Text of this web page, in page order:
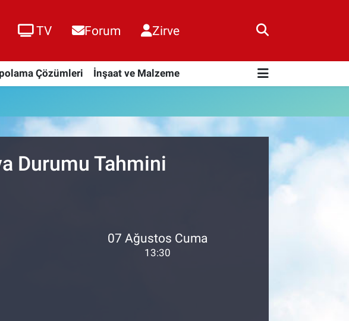
TV Forum Zirve
Çözümleri İnşaat ve Malzeme
Durumu Tahmini
07 Ağustos Cuma
13:30